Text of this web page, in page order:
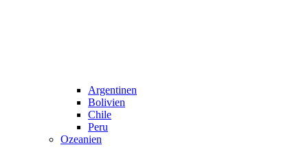
Argentinen
Bolivien
Chile
Peru
Ozeanien